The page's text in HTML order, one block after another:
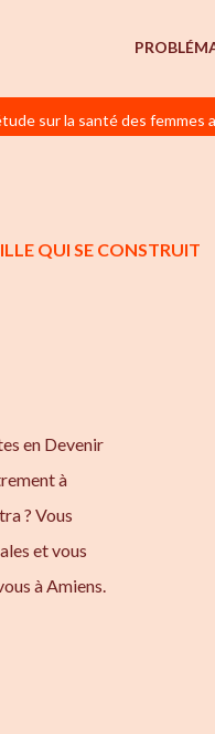
sur la santé des femmes
QUI SE CONSTRUIT
en Devenir
à
? Vous
et vous
à Amiens.